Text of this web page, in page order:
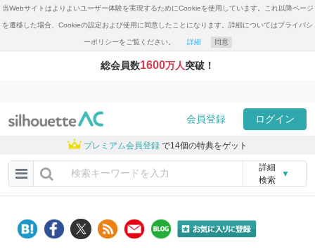
当Webサイトはよりよいユーザー体験を実現するためにCookieを使用しています。これ以降ページ
を遷移した場合、Cookieの設定および使用に同意したことになります。詳細についてはプライバシ
ーポリシーをご覧ください。 詳細 同意
総会員数1600万人突破！
会員登録 ログイン
プレミアム会員登録 で14個の特典をゲット
詳細
検索
▼